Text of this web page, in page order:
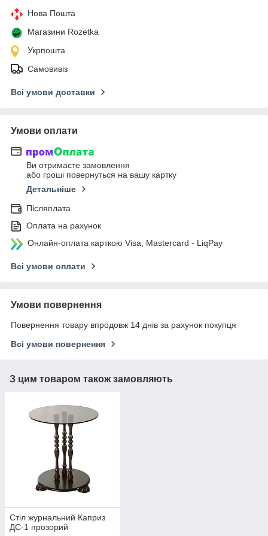
Нова Пошта
Магазини Rozetka
Укрпошта
Самовивіз
Всі умови доставки
Умови оплати
Ви отримаєте замовлення
або гроші повернуться на вашу картку
Детальніше
Післяплата
Оплата на рахунок
Онлайн-оплата карткою Visa, Mastercard - LiqPay
Всі умови оплати
Умови повернення
Повернення товару впродовж 14 днів за рахунок покупця
Всі умови повернення
З цим товаром також замовляють
Стіл журнальний Каприз
ДС-1 прозорий